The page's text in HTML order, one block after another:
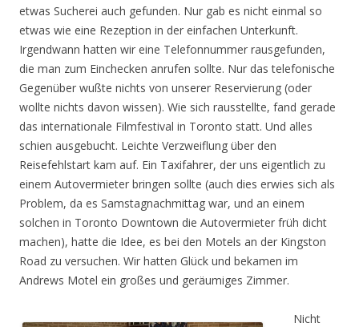
etwas Sucherei auch gefunden. Nur gab es nicht einmal so
etwas wie eine Rezeption in der einfachen Unterkunft.
Irgendwann hatten wir eine Telefonnummer rausgefunden,
die man zum Einchecken anrufen sollte. Nur das telefonische
Gegenüber wußte nichts von unserer Reservierung (oder
wollte nichts davon wissen). Wie sich rausstellte, fand gerade
das internationale Filmfestival in Toronto statt. Und alles
schien ausgebucht. Leichte Verzweiflung über den
Reisefehlstart kam auf. Ein Taxifahrer, der uns eigentlich zu
einem Autovermieter bringen sollte (auch dies erwies sich als
Problem, da es Samstagnachmittag war, und an einem
solchen in Toronto Downtown die Autovermieter früh dicht
machen), hatte die Idee, es bei den Motels an der Kingston
Road zu versuchen. Wir hatten Glück und bekamen im
Andrews Motel ein großes und geräumiges Zimmer.
Nicht